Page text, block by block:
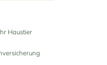
Haustier